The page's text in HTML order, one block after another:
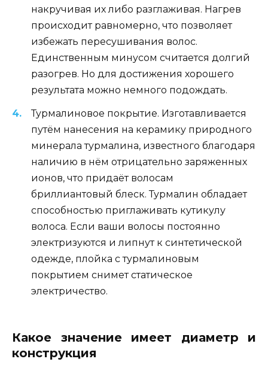
накручивая их либо разглаживая. Нагрев
происходит равномерно, что позволяет
избежать пересушивания волос.
Единственным минусом считается долгий
разогрев. Но для достижения хорошего
результата можно немного подождать.
Турмалиновое покрытие. Изготавливается
путём нанесения на керамику природного
минерала турмалина, известного благодаря
наличию в нём отрицательно заряженных
ионов, что придаёт волосам
бриллиантовый блеск. Турмалин обладает
способностью приглаживать кутикулу
волоса. Если ваши волосы постоянно
электризуются и липнут к синтетической
одежде, плойка с турмалиновым
покрытием снимет статическое
электричество.
Какое значение имеет диаметр и
конструкция